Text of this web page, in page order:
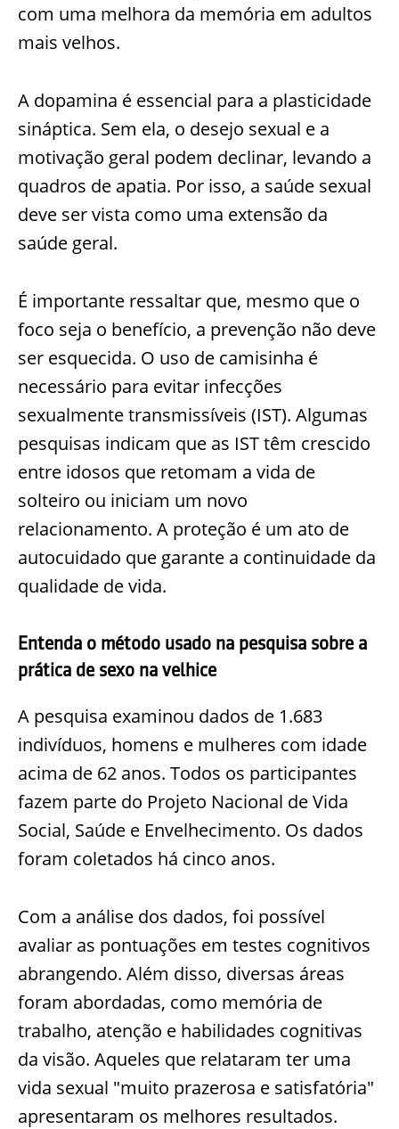
com uma melhora da memória em adultos
mais velhos.
A dopamina é essencial para a plasticidade
sináptica. Sem ela, o desejo sexual e a
motivação geral podem declinar, levando a
quadros de apatia. Por isso, a saúde sexual
deve ser vista como uma extensão da
saúde geral.
É importante ressaltar que, mesmo que o
foco seja o benefício, a prevenção não deve
ser esquecida. O uso de camisinha é
necessário para evitar infecções
sexualmente transmissíveis (IST). Algumas
pesquisas indicam que as IST têm crescido
entre idosos que retomam a vida de
solteiro ou iniciam um novo
relacionamento. A proteção é um ato de
autocuidado que garante a continuidade da
qualidade de vida.
Entenda o método usado na pesquisa sobre a
prática de sexo na velhice
A pesquisa examinou dados de 1.683
indivíduos, homens e mulheres com idade
acima de 62 anos. Todos os participantes
fazem parte do Projeto Nacional de Vida
Social, Saúde e Envelhecimento. Os dados
foram coletados há cinco anos.
Com a análise dos dados, foi possível
avaliar as pontuações em testes cognitivos
abrangendo. Além disso, diversas áreas
foram abordadas, como memória de
trabalho, atenção e habilidades cognitivas
da visão. Aqueles que relataram ter uma
vida sexual "muito prazerosa e satisfatória"
apresentaram os melhores resultados.